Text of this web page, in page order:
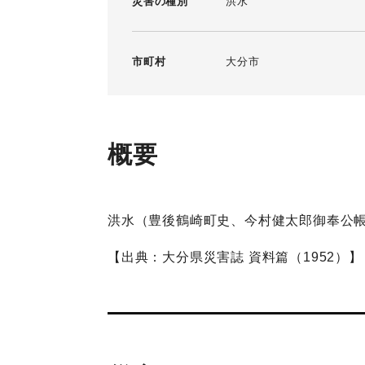
市町村 大分市
概要
洪水（豊後鶴崎町史、今村健太郎御奉公
【出典：大分県災害誌 資料篇（1952）】